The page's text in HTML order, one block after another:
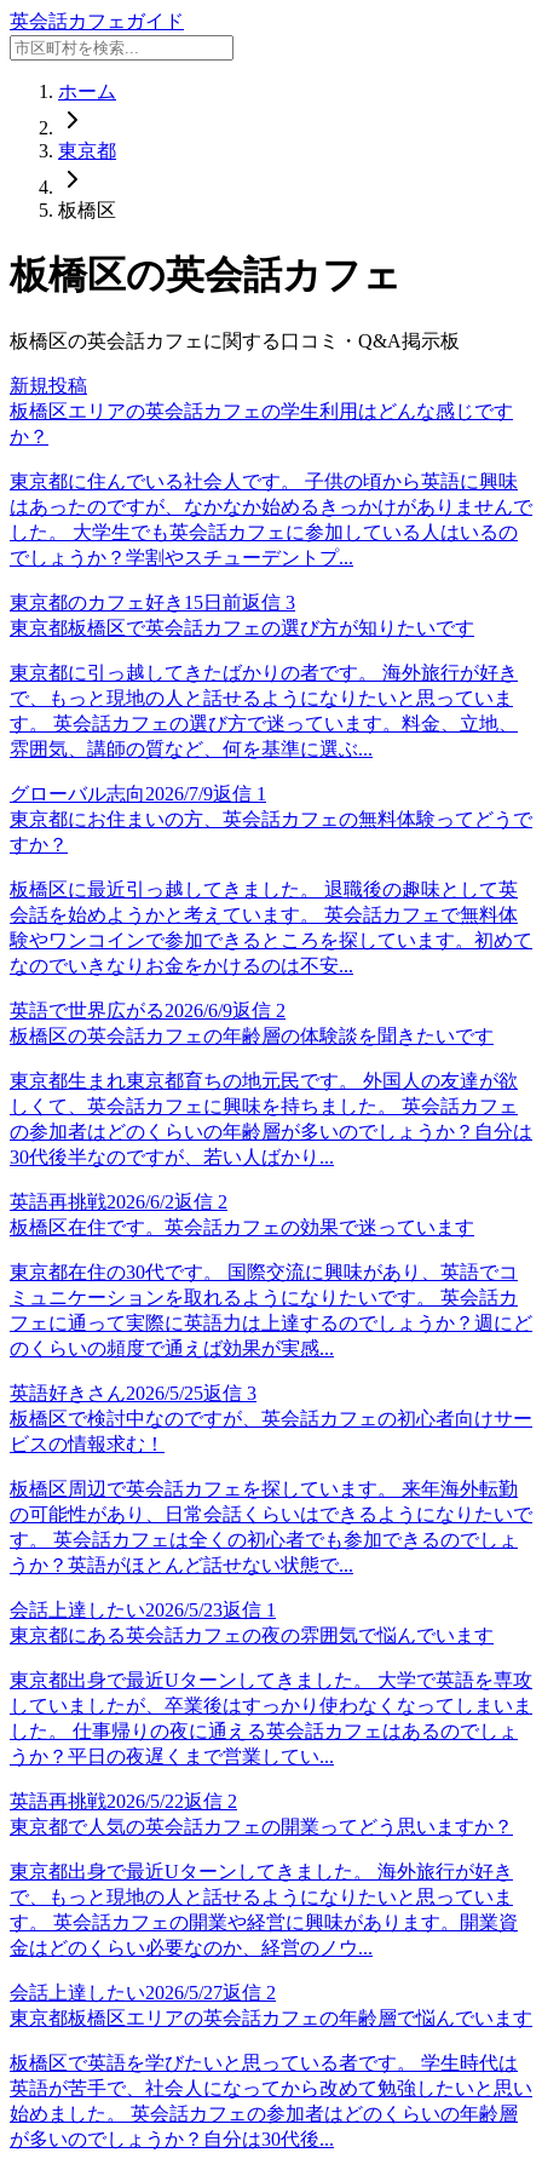
英会話カフェガイド
ホーム
東京都
板橋区
板橋区の英会話カフェ
板橋区の英会話カフェに関する口コミ・Q&A掲示板
新規投稿
板橋区エリアの英会話カフェの学生利用はどんな感じです
か？
東京都に住んでいる社会人です。 子供の頃から英語に興味
はあったのですが、なかなか始めるきっかけがありませんで
した。 大学生でも英会話カフェに参加している人はいるの
でしょうか？学割やスチューデントプ...
東京都のカフェ好き 15日前返信 3
東京都板橋区で英会話カフェの選び方が知りたいです
東京都に引っ越してきたばかりの者です。 海外旅行が好き
で、もっと現地の人と話せるようになりたいと思っていま
す。 英会話カフェの選び方で迷っています。料金、立地、
雰囲気、講師の質など、何を基準に選ぶ...
グローバル志向2026/7/9返信 1
東京都にお住まいの方、英会話カフェの無料体験ってどうで
すか？
板橋区に最近引っ越してきました。 退職後の趣味として英
会話を始めようかと考えています。 英会話カフェで無料体
験やワンコインで参加できるところを探しています。初めて
なのでいきなりお金をかけるのは不安...
英語で世界広がる2026/6/9返信 2
板橋区の英会話カフェの年齢層の体験談を聞きたいです
東京都生まれ東京都育ちの地元民です。 外国人の友達が欲
しくて、英会話カフェに興味を持ちました。 英会話カフェ
の参加者はどのくらいの年齢層が多いのでしょうか？自分は
30代後半なのですが、若い人ばかり...
英語再挑戦2026/6/2返信 2
板橋区在住です。英会話カフェの効果で迷っています
東京都在住の30代です。 国際交流に興味があり、英語でコ
ミュニケーションを取れるようになりたいです。 英会話カ
フェに通って実際に英語力は上達するのでしょうか？週にど
のくらいの頻度で通えば効果が実感...
英語好きさん2026/5/25返信 3
板橋区で検討中なのですが、英会話カフェの初心者向けサー
ビスの情報求む！
板橋区周辺で英会話カフェを探しています。 来年海外転勤
の可能性があり、日常会話くらいはできるようになりたいで
す。 英会話カフェは全くの初心者でも参加できるのでしょ
うか？英語がほとんど話せない状態で...
会話上達したい2026/5/23返信 1
東京都にある英会話カフェの夜の雰囲気で悩んでいます
東京都出身で最近Uターンしてきました。 大学で英語を専攻
していましたが、卒業後はすっかり使わなくなってしまいま
した。 仕事帰りの夜に通える英会話カフェはあるのでしょ
うか？平日の夜遅くまで営業してい...
英語再挑戦2026/5/22返信 2
東京都で人気の英会話カフェの開業ってどう思いますか？
東京都出身で最近Uターンしてきました。 海外旅行が好き
で、もっと現地の人と話せるようになりたいと思っていま
す。 英会話カフェの開業や経営に興味があります。開業資
金はどのくらい必要なのか、経営のノウ...
会話上達したい2026/5/27返信 2
東京都板橋区エリアの英会話カフェの年齢層で悩んでいます
板橋区で英語を学びたいと思っている者です。 学生時代は
英語が苦手で、社会人になってから改めて勉強したいと思い
始めました。 英会話カフェの参加者はどのくらいの年齢層
が多いのでしょうか？自分は30代後...